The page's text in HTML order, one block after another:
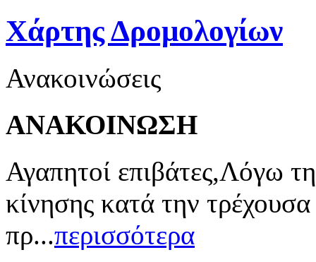
Χάρτης Δρομολογίων
Ανακοινώσεις
ΑΝΑΚΟΙΝΩΣΗ
Αγαπητοί επιβάτες,Λόγω
κίνησης κατά την
πρ...περισσότερα